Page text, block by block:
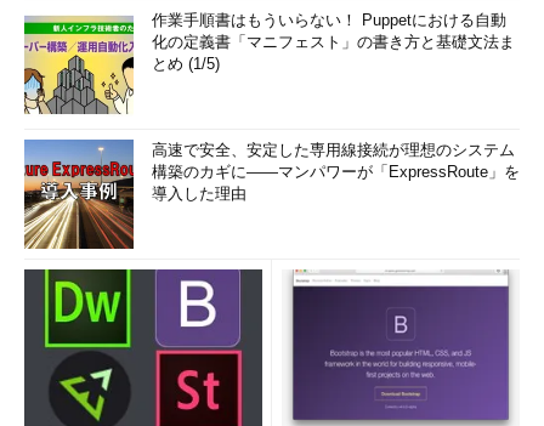
作業手順書はもういらない！ Puppetにおける自動
化の定義書「マニフェスト」の書き方と基礎文法ま
とめ (1/5)
高速で安全、安定した専用線接続が理想のシステム
構築のカギに――マンパワーが「ExpressRoute」を
導入した理由